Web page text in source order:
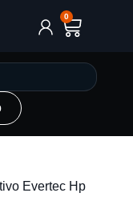
0
Evertec Hp